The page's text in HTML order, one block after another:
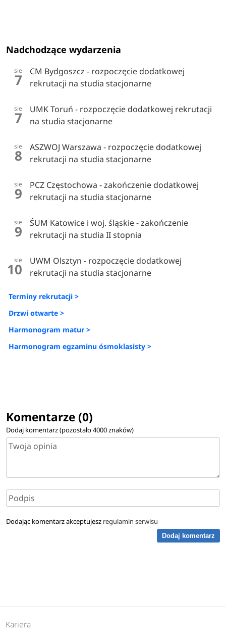
Nadchodzące wydarzenia
sie
7
CM Bydgoszcz - rozpoczęcie dodatkowej
rekrutacji na studia stacjonarne
sie
7
UMK Toruń - rozpoczęcie dodatkowej rekrutacji
na studia stacjonarne
sie
8
ASZWOJ Warszawa - rozpoczęcie dodatkowej
rekrutacji na studia stacjonarne
sie
9
PCZ Częstochowa - zakończenie dodatkowej
rekrutacji na studia stacjonarne
sie
9
ŚUM Katowice i woj. śląskie - zakończenie
rekrutacji na studia II stopnia
sie
10
UWM Olsztyn - rozpoczęcie dodatkowej
rekrutacji na studia stacjonarne
Terminy rekrutacji >
Drzwi otwarte >
Harmonogram matur >
Harmonogram egzaminu ósmoklasisty >
Komentarze (0)
Dodaj komentarz (pozostało4000znaków)
Dodając komentarz akceptujesz regulamin serwisu
Dodaj komentarz
Kariera